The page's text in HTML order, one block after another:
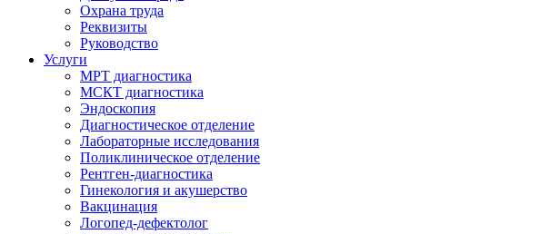
Охрана труда
Реквизиты
Руководство
Услуги
МРТ диагностика
МСКТ диагностика
Эндоскопия
Диагностическое отделение
Лабораторные исследования
Поликлиническое отделение
Рентген-диагностика
Гинекология и акушерство
Вакцинация
Логопед-дефектолог